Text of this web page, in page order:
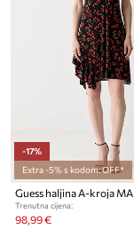
-17%
Extra -5% s kodom: OFF*
Trenutna cijena:
98,99 €